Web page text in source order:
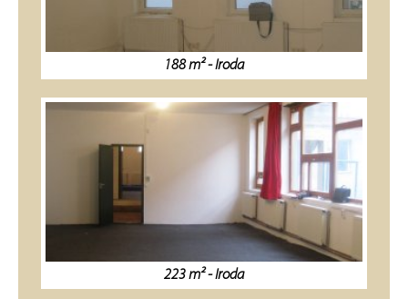
188 m² - Iroda
223 m² - Iroda